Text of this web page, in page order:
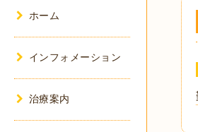
ホーム
インフォメーション
治療案内